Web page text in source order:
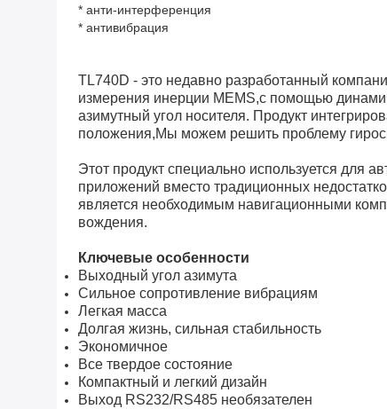
* анти-интерференция
* антивибрация
TL740D - это недавно разработанный
измерения инерции MEMS,с помощью
азимутный угол носителя. Продукт
положения,Мы можем решить проблему
Этот продукт специально используется для
приложений вместо традиционных
является необходимым навигационными
вождения.
Ключевые особенности
Выходный угол азимута
Сильное сопротивление вибрациям
Легкая масса
Долгая жизнь, сильная стабильность
Экономичное
Все твердое состояние
Компактный и легкий дизайн
Выход RS232/RS485 необязателен